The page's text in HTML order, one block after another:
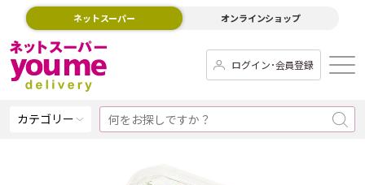
ネットスーパー オンラインショップ
ログイン･会員登録
カテゴリー